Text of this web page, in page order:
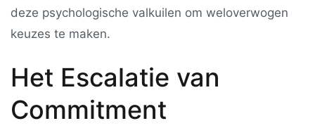
deze psychologische valkuilen om weloverwogen
keuzes te maken.
Het Escalatie van
Commitment